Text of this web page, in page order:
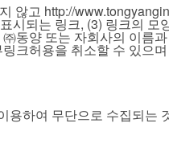
고 http://
되는 링크, (3) 링크의
동양 또는 자회사의 이름
크허용을 취소할 수 있으
하여 무단으로 수집되는